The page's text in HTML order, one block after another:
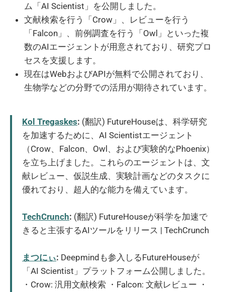
ム「AI Scientist」を公開しました。
文献検索を行う「Crow」、レビューを行う
「Falcon」、前例調査を行う「Owl」といった複
数のAIエージェントが用意されており、研究プロ
セスを支援します。
現在はWebおよびAPIが無料で公開されており、
生物学などの分野での活用が期待されています。
Kol Tregaskes: (翻訳) FutureHouseは、科学研究
を加速するために、AI Scientistエージェント
（Crow、Falcon、Owl、および実験的なPhoenix）
を立ち上げました。これらのエージェントは、文
献レビュー、仮説生成、実験計画などのタスクに
優れており、超人的な能力を備えています。
TechCrunch: (翻訳) FutureHouseが科学を加速で
きると主張するAIツールをリリース | TechCrunch
まつにぃ: Deepmindも参入しるFutureHouseが
「AI Scientist」プラットフォーム公開しました。
・Crow: 汎用文献検索 ・Falcon: 文献レビュー ・